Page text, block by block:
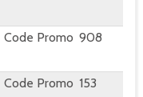
Code Promo 908
Code Promo 153